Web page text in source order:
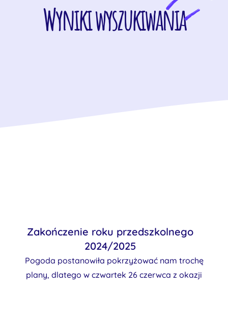
Wyniki wyszukiwania
Zakończenie roku przedszkolnego
2024/2025
Pogoda postanowiła pokrzyżować nam trochę
plany, dlatego w czwartek 26 czerwca z okazji